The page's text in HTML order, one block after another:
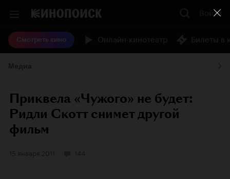
Войти
Смотреть кино
Приквела «Чужого» не будет:
Ридли Скотт снимет другой
фильм